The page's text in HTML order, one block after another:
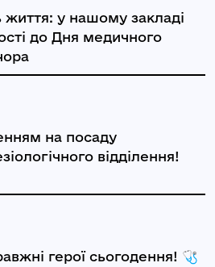
у нашому закладі
до Дня медичного
на посаду
відділення!
герої сьогодення! 🩺